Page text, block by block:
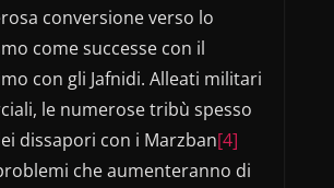
conversione verso lo
come successe con il
con gli Jafnidi. Alleati militari
le numerose tribù spesso
dissapori con i Marzban[4]
che aumenteranno di